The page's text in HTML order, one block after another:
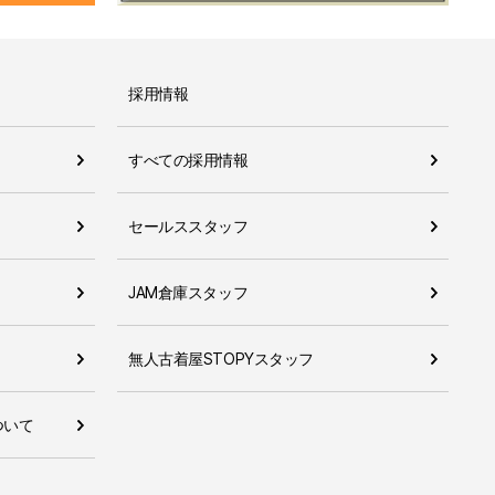
て
採用情報
すべての採用情報
セールススタッフ
JAM倉庫スタッフ
無人古着屋STOPYスタッフ